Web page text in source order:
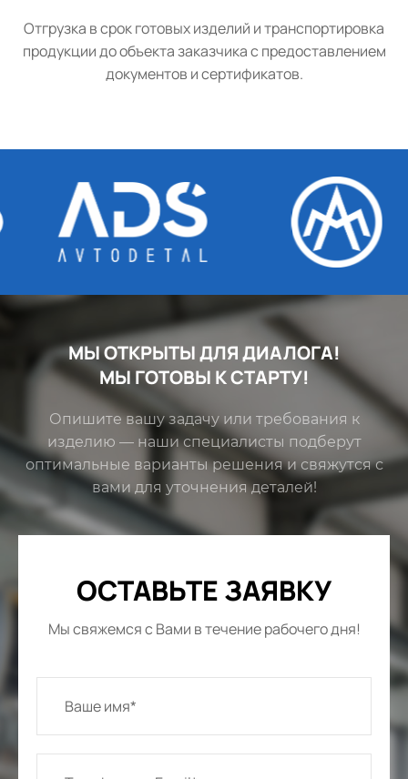
Отгрузка в срок готовых изделий и транспортировка
продукции до объекта заказчика с предоставлением
документов и сертификатов.
ОСТАВЬТЕ ЗАЯВКУ
Мы свяжемся с Вами в течение рабочего дня!
МЫ ОТКРЫТЫ ДЛЯ ДИАЛОГА!
МЫ ГОТОВЫ К СТАРТУ!
Опишите вашу задачу или требования к
изделию — наши специалисты подберут
оптимальные варианты решения и свяжутся с
вами для уточнения деталей!